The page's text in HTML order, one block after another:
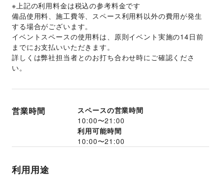
※上記の利用料金は税込の参考料金です
備品使用料、施工費等、スペース利用料以外の費用が発生
する場合がございます。
イベントスペースの使用料は、原則イベント実施の14日前
までにお支払いいただきます。
詳しくは弊社担当者とのお打ち合わせ時にご確認くださ
い。
営業時間
スペースの営業時間
10:00〜21:00
利用可能時間
10:00〜21:00
利用用途